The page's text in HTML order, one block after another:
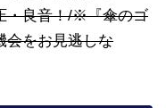
・良音！/※『傘のゴ
会をお見逃しな